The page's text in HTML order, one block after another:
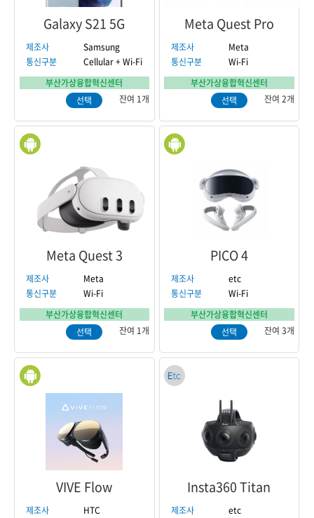
Galaxy S21 5G
제조사
Samsung
통신구분
Cellular + Wi-Fi
부산가상융합혁신센터
선택
잔여 1개
Meta Quest Pro
제조사
Meta
통신구분
Wi-Fi
부산가상융합혁신센터
선택
잔여 2개
Meta Quest 3
제조사
Meta
통신구분
Wi-Fi
부산가상융합혁신센터
선택
잔여 1개
PICO 4
제조사
etc
통신구분
Wi-Fi
부산가상융합혁신센터
선택
잔여 3개
VIVE Flow
제조사
HTC
Insta360 Titan
제조사
etc